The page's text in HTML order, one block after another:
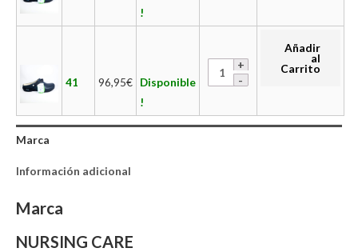
!
41 96,95€ Disponible
!
Añadir
al
Carrito
Marca
Información adicional
Marca
NURSING CARE